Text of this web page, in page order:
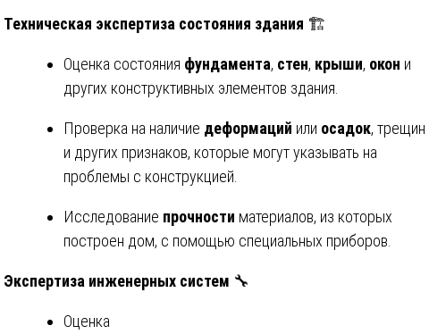
Техническая экспертиза состояния здания 🏗️
Оценка состояния фундамента, стен, крыши, окон и
других конструктивных элементов здания.
Проверка на наличие деформаций или осадок, трещин
и других признаков, которые могут указывать на
проблемы с конструкцией.
Исследование прочности материалов, из которых
построен дом, с помощью специальных приборов.
Экспертиза инженерных систем 🔧
Оценка